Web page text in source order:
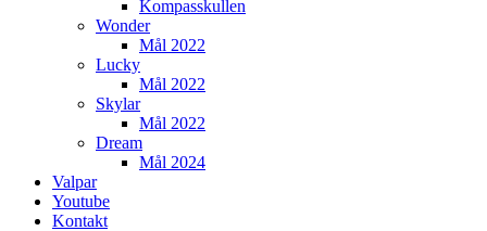
Kompasskullen
Wonder
Mål 2022
Lucky
Mål 2022
Skylar
Mål 2022
Dream
Mål 2024
Valpar
Youtube
Kontakt